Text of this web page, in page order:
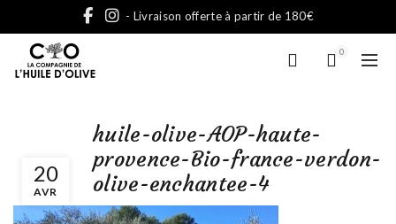
- Livraison offerte à partir de 180€
0
20
AVR
huile-olive-AOP-haute-
provence-Bio-france-verdon-
olive-enchantee-4